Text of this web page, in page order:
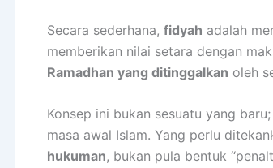
Secara sederhana, fidyah adalah
memberikan nilai setara dengan
Ramadhan yang ditinggalkan oleh
Konsep ini bukan sesuatu yang
masa awal Islam. Yang perlu
hukuman, bukan pula bentuk